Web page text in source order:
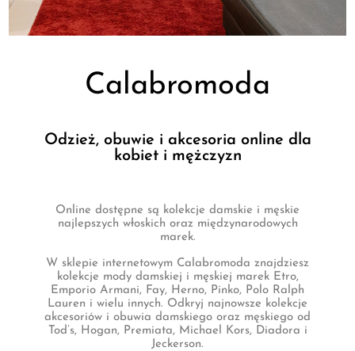
Calabromoda
Odzież, obuwie i akcesoria online dla
kobiet i mężczyzn
Online dostępne są kolekcje damskie i męskie
najlepszych włoskich oraz międzynarodowych
marek.
W sklepie internetowym Calabromoda znajdziesz
kolekcje mody damskiej i męskiej marek Etro,
Emporio Armani, Fay, Herno, Pinko, Polo Ralph
Lauren i wielu innych. Odkryj najnowsze kolekcje
akcesoriów i obuwia damskiego oraz męskiego od
Tod’s, Hogan, Premiata, Michael Kors, Diadora i
Jeckerson.